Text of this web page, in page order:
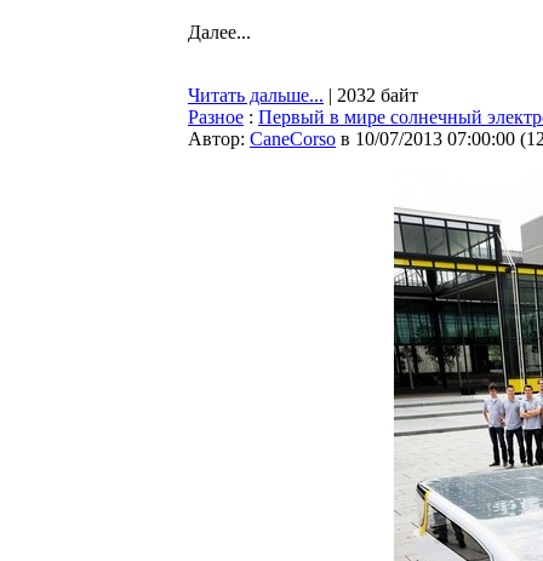
Далее...
Читать дальше... | 2032 байт
Разное : Первый в мире солнечный
Автор: CaneCorso в 10/07/2013 07:00:00 (